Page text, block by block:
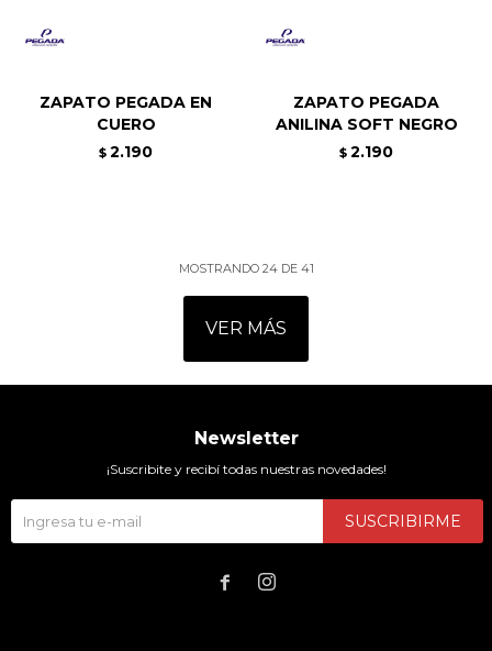
ZAPATO PEGADA EN
CUERO
$ 2.190
ZAPATO PEGADA
ANILINA SOFT NEGRO
$ 2.190
MOSTRANDO 24DE 41
VER MÁS
Newsletter
¡Suscribite y recibí todas nuestras novedades!
SUSCRIBIRME
 